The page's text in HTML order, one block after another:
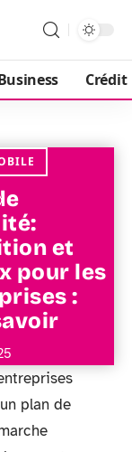
Crédit
et
pour les
:
plan de